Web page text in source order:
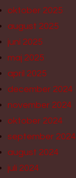
oktober 2025
august 2025
juni 2025
maj 2025
april 2025
december 2024
november 2024
oktober 2024
september 2024
august 2024
juli 2024